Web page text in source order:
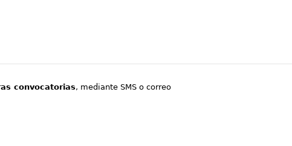
convocatorias, mediante SMS o correo